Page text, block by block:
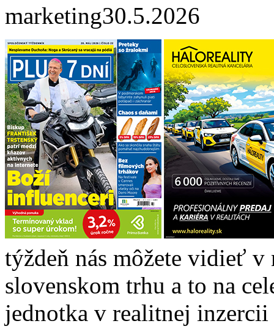
marketing30.5.2026
týždeň nás môžete vidieť
slovenskom trhu a to na
jednotka v realitnej inzercii